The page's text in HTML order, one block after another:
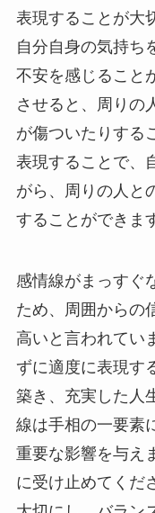
表現することが大
自分自身の気持ち
不安を感じること
させると、周りの
が傷ついたりする
表現することで、
がら、周りの人と
することができま
感情線がまっすぐ
ため、周囲からの
高いと言われてい
ずに適度に表現す
築き、充実した人
線は手相の一要素
重要な影響を与え
に受け止めてくだ